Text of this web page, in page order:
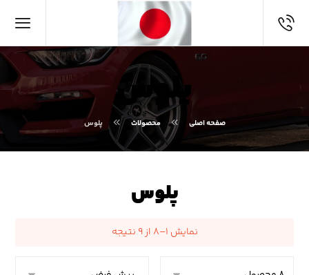
پلوس
صفحه اصلی محصولات پلوس
پلوس
نمایش ۱–۸ از ۹ نتیجه